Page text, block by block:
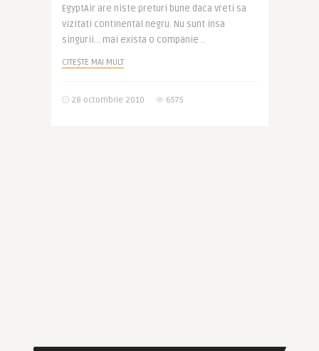
EgyptAir are niste preturi bune daca vreti sa
vizitati continental negru. Nu sunt insa
singurii… mai exista o companie ..
CITEȘTE MAI MULT
28 octombrie 2010 6575